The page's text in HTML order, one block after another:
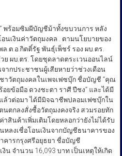
พร้อมซิมผีบัญชีม้าทั้งขบวนการ หลัง
นเงินค่าวัตถุมงคล . ตามนโยบายของ
.ต.อ.กิตติ์รัฐ พันธุ์เพ็ชร์ รอง ผบ.ตร.
ย ผบ.ตร. โดยชุดลาดตระเวนออนไลน์
ากประชาชนผู้เสียหายว่าช่วงเดือน
าวัตถุมงคลในเพจเฟซบุ๊ก ชื่อบัญชี “คุณ
ยข้อมือ ดวงชะตา ราศี ปีชง” และได้มี
ล้วต่อมา ได้มีมิจฉาชีพปลอมเฟซบุ๊กใน
ตกลงสั่งซื้อวัตถุมงคงจริง สวมรอยทัก
สินค้าเพิ่มเติมโดยหลอกว่ายังไม่ได้รับ
หลงเชื่อโอนเงินจากบัญชีธนาคารของ
ารกรุงศรีอยุธยา ชื่อบัญชี
น จำนวน 16,093 บาท เป็นเหตุให้เกิด